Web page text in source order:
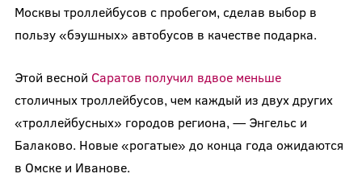
Москвы троллейбусов с пробегом, сделав выбор в
пользу «бэушных» автобусов в качестве подарка.
Этой весной Саратов получил вдвое меньше
столичных троллейбусов, чем каждый из двух других
«троллейбусных» городов региона, — Энгельс и
Балаково. Новые «рогатые» до конца года ожидаются
в Омске и Иванове.